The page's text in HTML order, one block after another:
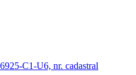
C1-U6, nr. cadastral